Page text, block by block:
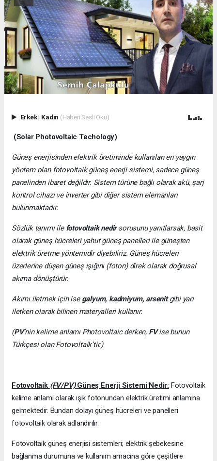
Erkek| Kadın (Haberi Sesli Oku)
(Solar Photovoltaic Techology)
Güneş enerjisinden elektrik üretiminde kullanılan en yaygın
yöntem olan fotovoltaik güneş enerji sistemi, sadece güneş
panelinden ibaret değildir. Sistem türüne bağlı olarak akü, şarj
kontrol cihazı ve inverter gibi diğer sistem elemanları
bulunmaktadır.
Sözlük tanımı ile fotovoltaik nedirsorusunu yanıtlarsak, basit
olarak güneş hücreleri yahut güneş panelleri ile güneşten
elektrik üretme yöntemidir diyebiliriz. Güneş hücreleri
üzerlerine düşen güneş ışığını (foton) direk olarak doğrusal
akıma dönüştürür.
Akımı iletmek için ise galyum, kadmiyum, arsenitgibi yarı
iletken olarak bilinen materyalleri kullanır.
(PV’nin kelime anlamı Photovoltaic derken, FVise bunun
Türkçesi olan Fotovoltaik’tir.)
Fotovoltaik (FV/PV)Güneş Enerji Sistemi Nedir: Fotovoltaik
kelime anlamı olarak ışık fotonundan elektrik üretimi anlamına
gelmektedir. Bundan dolayı güneş hücreleri ve panelleri
fotovoltaik olarak adlandırılır.
Fotovoltaik güneş enerjisi sistemleri; elektrik şebekesine
bağlanma durumuna ve kullanım amacına göre çeşitlere